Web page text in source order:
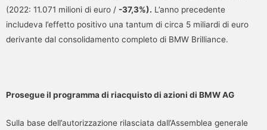
(2022: 11.071 milioni di euro / -37,3%). L’anno precedente
includeva l’effetto positivo una tantum di circa 5 miliardi di euro
derivante dal consolidamento completo di BMW Brilliance.
Prosegue il programma di riacquisto di azioni di BMW AG
Sulla base dell’autorizzazione rilasciata dall’Assemblea generale